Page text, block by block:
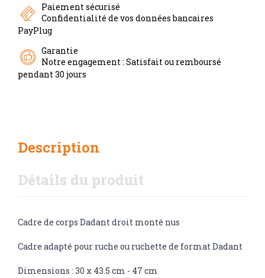
Paiement sécurisé
Confidentialité de vos données bancaires
PayPlug
Garantie
Notre engagement : Satisfait ou remboursé
pendant 30 jours
Description
Détails du produit
Cadre de corps Dadant droit monté nus
Cadre adapté pour ruche ou ruchette de format Dadant
Dimensions : 30 x 43.5 cm - 47 cm